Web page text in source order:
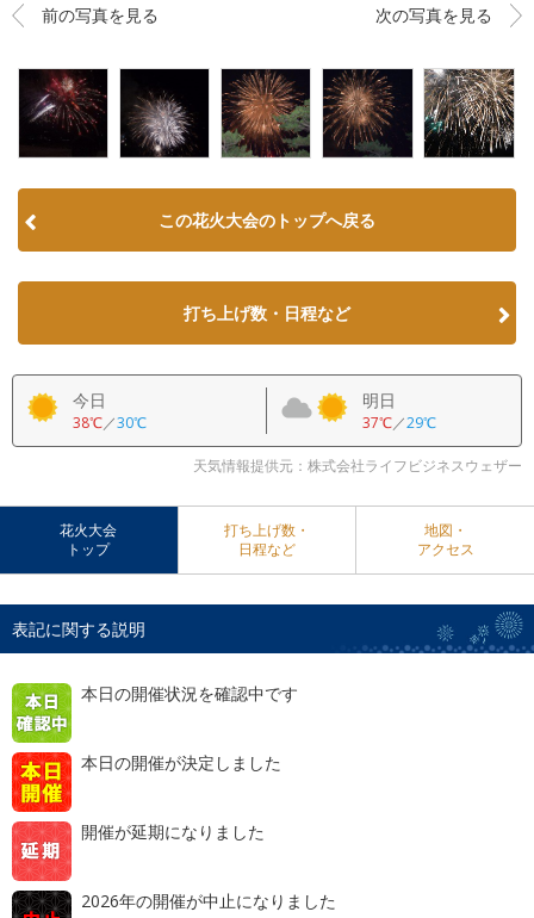
前の写真を見る 次の写真を見る
この花火大会のトップへ戻る
打ち上げ数・日程など
今日
38℃／30℃
明日
37℃／29℃
天気情報提供元：株式会社ライフビジネスウェザー
花火大会
トップ
打ち上げ数・
日程など
地図・
アクセス
表記に関する説明
本日の開催状況を確認中です
本日の開催が決定しました
開催が延期になりました
2026年の開催が中止になりました